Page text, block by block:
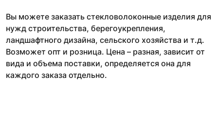
Вы можете заказать стекловолоконные изделия для
нужд строительства, берегоукрепления,
ландшафтного дизайна, сельского хозяйства и т.д.
Возможет опт и розница. Цена – разная, зависит от
вида и объема поставки, определяется она для
каждого заказа отдельно.